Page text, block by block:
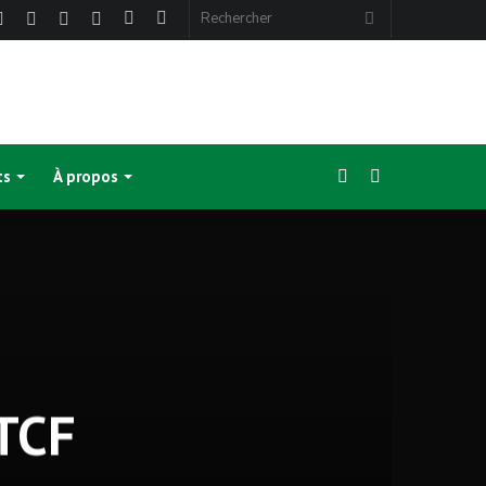
Sidebar
Article
Instagram
YouTube
Linkedin
Twitter
À propos Sidebar